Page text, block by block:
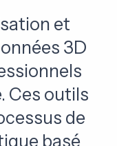
et
3D
Ces outils
de
basé